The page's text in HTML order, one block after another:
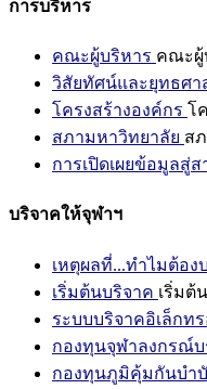
การบริหาร
คณะผู้บริหาร คณะผู้
วิสัยทัศน์และยุทธศา
โครงสร้างองค์กร โ
สภามหาวิทยาลัย ส
การเปิดเผยข้อมูลสู่
บริจาคให้จุฬาฯ
เหตุผลที่...ทำไมต้อง
เริ่มต้นบริจาค เริ่มต้
ระบบบริจาคอิเล็กท
กองทุนจุฬาลงกรณ์
กองทุนภูมิคุ้มกันบำบั